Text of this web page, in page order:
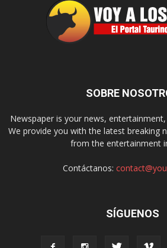
SOBRE
Newspaper is your news,
We provide you with the latest breaking
from the entertainment
Contáctanos:
SÍGUENOS